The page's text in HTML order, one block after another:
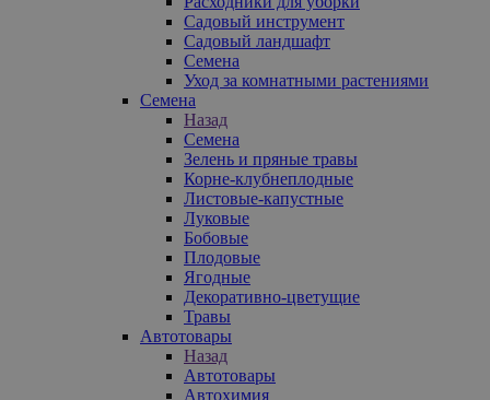
Садовый инструмент
Садовый ландшафт
Семена
Уход за комнатными растениями
Семена
Назад
Семена
Зелень и пряные травы
Корне-клубнеплодные
Листовые-капустные
Луковые
Бобовые
Плодовые
Ягодные
Декоративно-цветущие
Травы
Автотовары
Назад
Автотовары
Автохимия